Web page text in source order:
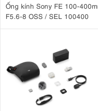
EOS R10 nhà Canon đi
2. Thiết Kế
Tính Di Động
Ống kính Sony FE 100-
F5.6-8 OSS / SEL 100400